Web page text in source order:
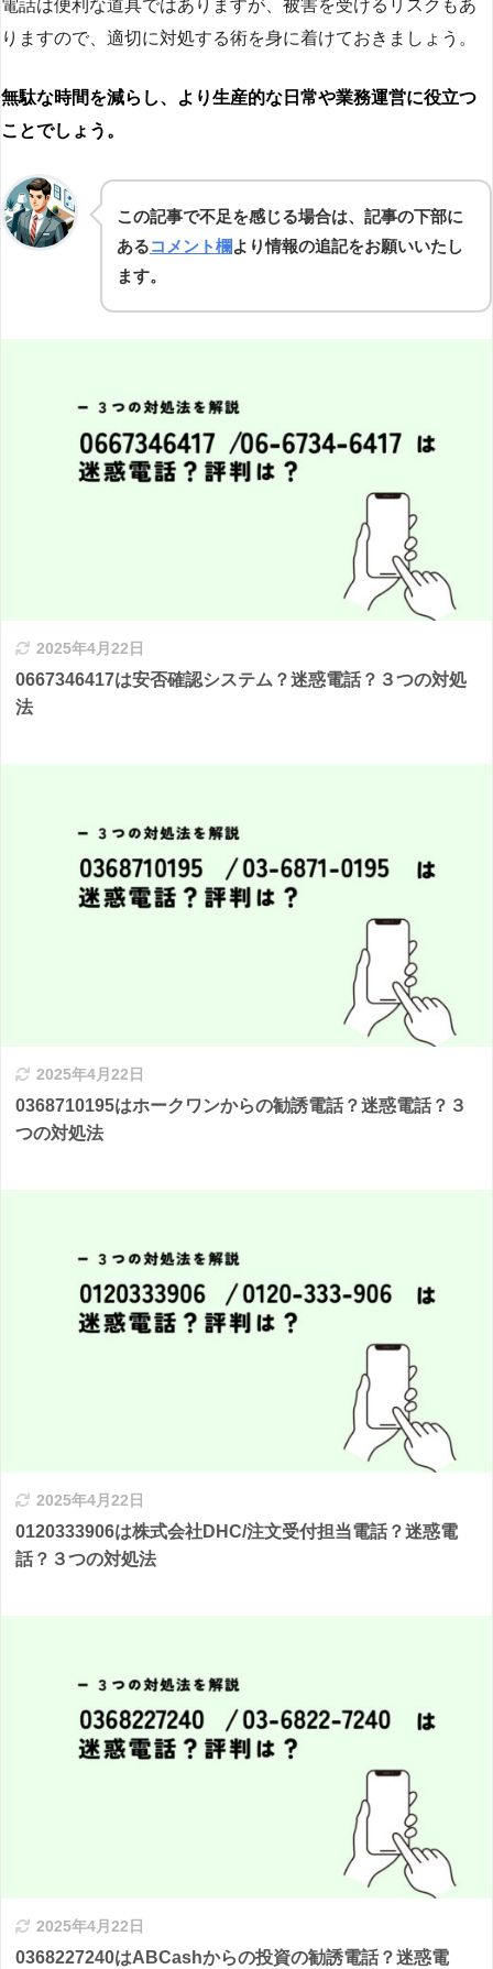
電話は便利な道具ではありますが、被害を受けるリスクもあ
りますので、適切に対処する術を身に着けておきましょう。
無駄な時間を減らし、より生産的な日常や業務運営に役立つ
ことでしょう。
この記事で不足を感じる場合は、記事の下部に
あるコメント欄より情報の追記をお願いいたし
ます。
2025年4月22日
0667346417は安否確認システム？迷惑電話？３つの対処
法
2025年4月22日
0368710195はホークワンからの勧誘電話？迷惑電話？３
つの対処法
2025年4月22日
0120333906は株式会社DHC/注文受付担当電話？迷惑電
話？３つの対処法
2025年4月22日
0368227240はABCashからの投資の勧誘電話？迷惑電